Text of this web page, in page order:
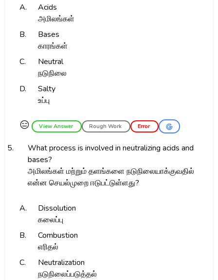
A.
Acids
அமிலங்கள்
B.
Bases
காரங்கள்
C.
Neutral
நடுநிலை
D.
Salty
உப்பு
😑 View Answer Rough Work Error
5.
What process is involved in neutralizing acids and
bases?
அமிலங்கள் மற்றும் தளங்களை நடுநிலையாக்குவதில்
என்ன செயல்முறை ஈடுபட்டுள்ளது?
A.
Dissolution
கலைப்பு
B.
Combustion
எரிதல்
C.
Neutralization
நடுநிலைப்படுத்தல்